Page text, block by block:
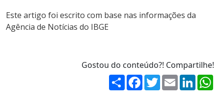
Este artigo foi escrito com base nas informações da
Agência de Notícias do IBGE
Gostou do conteúdo?! Compartilhe!
ShareFacebook
TwitterEmail